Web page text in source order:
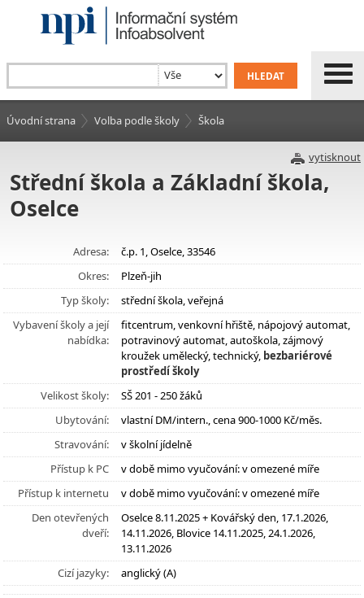
Úvodní strana Volba podle školy Škola
vytisknout
Střední škola a Základní škola,
Oselce
Adresa:
č.p. 1, Oselce, 33546
Okres:
Plzeň-jih
Typ školy:
střední škola, veřejná
Vybavení školy a její
nabídka:
fitcentrum, venkovní hřiště, nápojový automat,
potravinový automat, autoškola, zájmový
kroužek umělecký, technický, bezbariérové
prostředí školy
Velikost školy:
SŠ 201 - 250 žáků
Ubytování:
vlastní DM/intern., cena 900-1000 Kč/měs.
Stravování:
v školní jídelně
Přístup k PC
v době mimo vyučování: v omezené míře
Přístup k internetu
v době mimo vyučování: v omezené míře
Den otevřených
dveří:
Oselce 8.11.2025 + Kovářský den, 17.1.2026,
14.11.2026, Blovice 14.11.2025, 24.1.2026,
13.11.2026
Cizí jazyky:
anglický (A)